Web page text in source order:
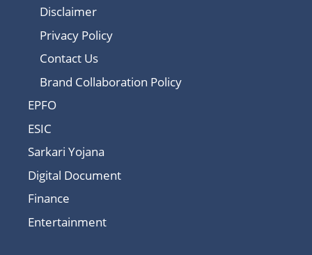
Disclaimer
Privacy Policy
Contact Us
Brand Collaboration Policy
EPFO
ESIC
Sarkari Yojana
Digital Document
Finance
Entertainment